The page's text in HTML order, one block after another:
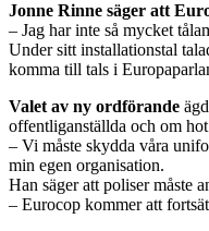
Jonne Rinne säger att
– Jag har inte så mycket
Under sitt installationstal
komma till tals i
Valet av ny ordförande
offentliganställda och om
– Vi måste skydda våra
min egen organisation.
Han säger att poliser måste
– Eurocop kommer att